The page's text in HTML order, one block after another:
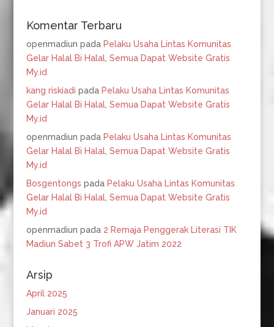
Komentar Terbaru
openmadiun pada Pelaku Usaha Lintas Komunitas
Gelar Halal Bi Halal, Semua Dapat Website Gratis
My.id
kang riskiadi pada Pelaku Usaha Lintas Komunitas
Gelar Halal Bi Halal, Semua Dapat Website Gratis
My.id
openmadiun pada Pelaku Usaha Lintas Komunitas
Gelar Halal Bi Halal, Semua Dapat Website Gratis
My.id
Bosgentongs pada Pelaku Usaha Lintas Komunitas
Gelar Halal Bi Halal, Semua Dapat Website Gratis
My.id
openmadiun pada 2 Remaja Penggerak Literasi TIK
Madiun Sabet 3 Trofi APW Jatim 2022
Arsip
April 2025
Januari 2025